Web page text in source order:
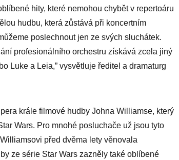
hity, které nemohou chybět v repertoáru
hudbu, která zůstává při koncertním
poslechnout jen ze svých sluchátek.
profesionálního orchestru získává zcela jiný
Luke a Leia,” vysvětluje ředitel a dramaturg
krále filmové hudby Johna Williamse, který
Wars. Pro mnohé posluchače už jsou tyto
před dvěma lety věnovala
ze série Star Wars zazněly také oblíbené